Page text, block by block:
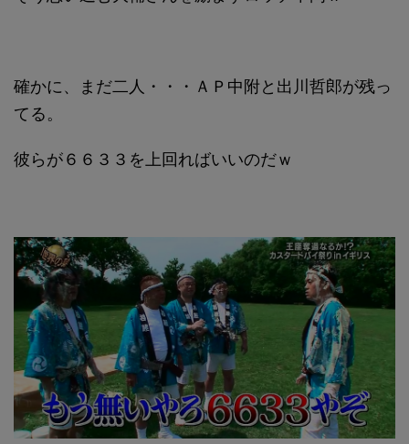
確かに、まだ二人・・・ＡＰ中附と出川哲郎が残っ
てる。
彼らが６６３３を上回ればいいのだｗ